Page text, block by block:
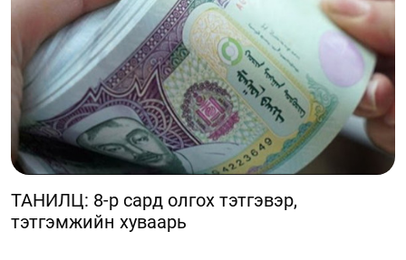
ТАНИЛЦ: 8-р сард олгох тэтгэвэр,
тэтгэмжийн хуваарь